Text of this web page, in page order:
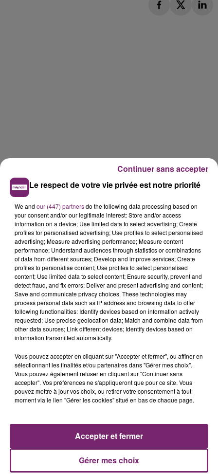
LES AUTRES JEUX >
FM
Le respect de votre vie privée est notre priorité
We and our (447) partnersdo the following data processing based on
your consent and/or our legitimate interest: Store and/or access
information on a device; Use limited data to select advertising; Create
profiles for personalised advertising; Use profiles to select personalised
advertising; Measure advertising performance; Measure content
performance; Understand audiences through statistics or combinations
of data from different sources; Develop and improve services; Create
profiles to personalise content; Use profiles to select personalised
content; Use limited data to select content; Ensure security, prevent and
detect fraud, and fix errors; Deliver and present advertising and content;
Save and communicate privacy choices. These technologies may
process personal data such as IP address and browsing data to offer
following functionalities: Identify devices based on information actively
requested; Use precise geolocation data; Match and combine data from
other data sources; Link different devices; Identify devices based on
information transmitted automatically.
Vous pouvez accepter en cliquant sur "Accepter et fermer", ou affiner en
sélectionnant les finalités et/ou partenaires dans "Gérer mes choix".
Vous pouvez également refuser en cliquant sur "Continuer sans
accepter". Vos préférences ne s'appliqueront que pour ce site. Vous
pouvez mettre à jour vos choix, ou retirer votre consentement à tout
moment via le lien "Gérer les cookies" situé en bas de chaque page.
Gérer mes choix
Accepter et fermer
Continuer sans accepter